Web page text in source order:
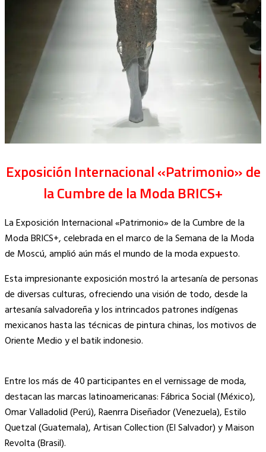
Exposición Internacional «Patrimonio» de
la Cumbre de la Moda BRICS+
La Exposición Internacional «Patrimonio» de la Cumbre de la
Moda BRICS+, celebrada en el marco de la Semana de la Moda
de Moscú, amplió aún más el mundo de la moda expuesto.
Esta impresionante exposición mostró la artesanía de personas
de diversas culturas, ofreciendo una visión de todo, desde la
artesanía salvadoreña y los intrincados patrones indígenas
mexicanos hasta las técnicas de pintura chinas, los motivos de
Oriente Medio y el batik indonesio.
Entre los más de 40 participantes en el vernissage de moda,
destacan las marcas latinoamericanas: Fábrica Social (México),
Omar Valladolid (Perú), Raenrra Diseñador (Venezuela), Estilo
Quetzal (Guatemala), Artisan Collection (El Salvador) y Maison
Revolta (Brasil).